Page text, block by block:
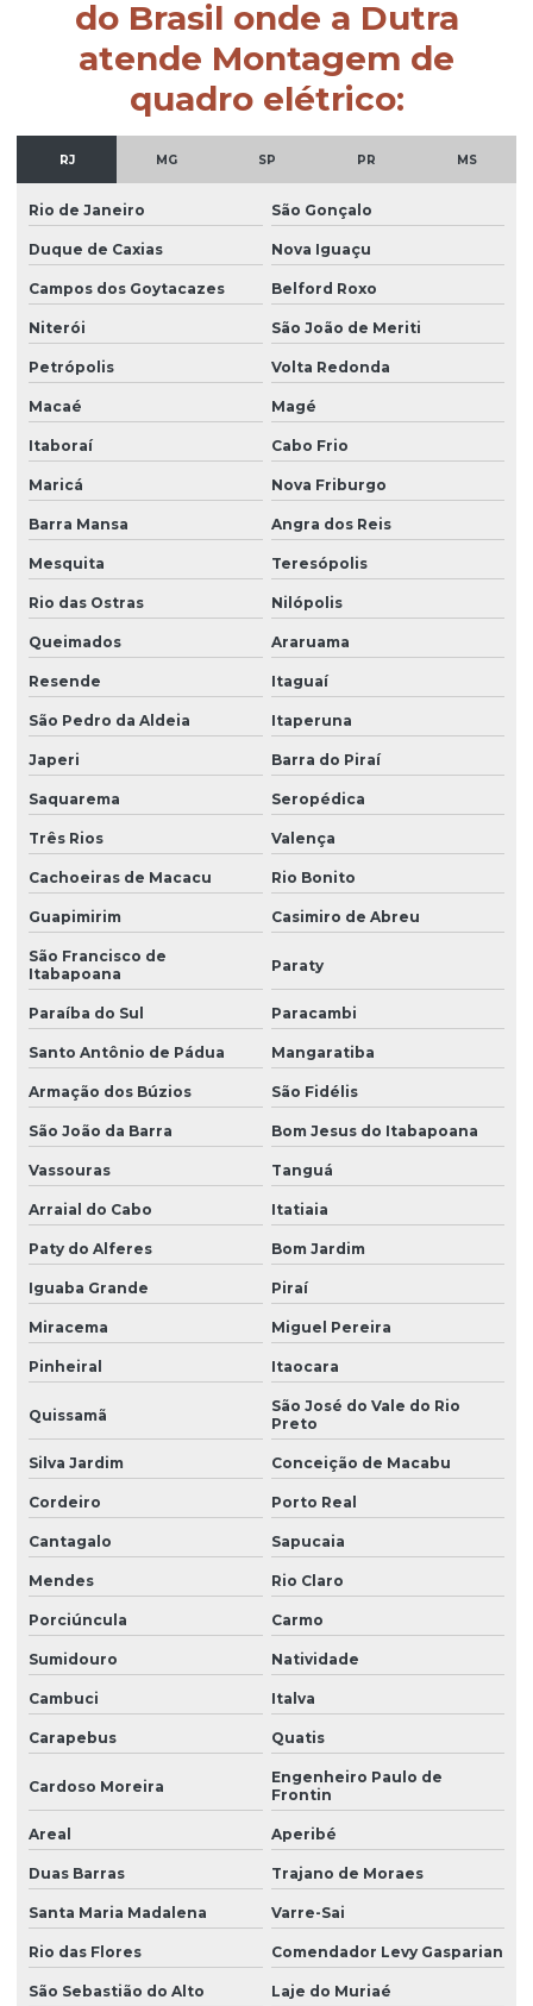
do Brasil onde a Dutra
atende Montagem de
quadro elétrico:
RJ MG SP PR MS
Rio de Janeiro São Gonçalo
Duque de Caxias Nova Iguaçu
Campos dos Goytacazes Belford Roxo
Niterói São João de Meriti
Petrópolis Volta Redonda
Macaé Magé
Itaboraí Cabo Frio
Maricá Nova Friburgo
Barra Mansa Angra dos Reis
Mesquita Teresópolis
Rio das Ostras Nilópolis
Queimados Araruama
Resende Itaguaí
São Pedro da Aldeia Itaperuna
Japeri Barra do Piraí
Saquarema Seropédica
Três Rios Valença
Cachoeiras de Macacu Rio Bonito
Guapimirim Casimiro de Abreu
São Francisco de
Itabapoana
Paraty
Paraíba do Sul Paracambi
Santo Antônio de Pádua Mangaratiba
Armação dos Búzios São Fidélis
São João da Barra Bom Jesus do Itabapoana
Vassouras Tanguá
Arraial do Cabo Itatiaia
Paty do Alferes Bom Jardim
Iguaba Grande Piraí
Miracema Miguel Pereira
Pinheiral Itaocara
Quissamã
São José do Vale do Rio
Preto
Silva Jardim Conceição de Macabu
Cordeiro Porto Real
Cantagalo Sapucaia
Mendes Rio Claro
Porciúncula Carmo
Sumidouro Natividade
Cambuci Italva
Carapebus Quatis
Cardoso Moreira
Engenheiro Paulo de
Frontin
Areal Aperibé
Duas Barras Trajano de Moraes
Santa Maria Madalena Varre-Sai
Rio das Flores Comendador Levy Gasparian
São Sebastião do Alto Laje do Muriaé